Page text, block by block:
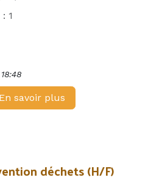
: 1
En savoir plus
déchets (H/F)